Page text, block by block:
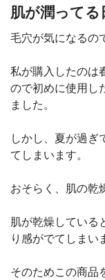
肌が潤ってる
毛穴が気になるの
私が購入したのは
ので初めに使用し
ました。
しかし、夏が過ぎ
てしまいます。
おそらく、肌の乾
肌が乾燥している
り感がでてしまい
そのためこの商品